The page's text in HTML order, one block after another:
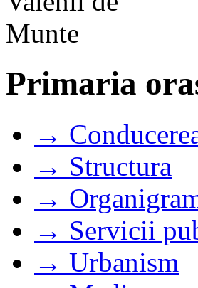
Primaria
→
→ Structura
→
→ Servicii
→ Urbanism